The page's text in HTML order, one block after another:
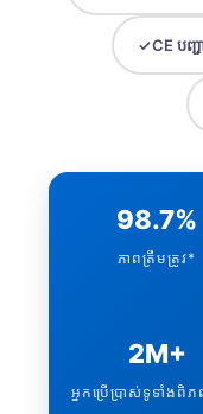
✓CE បញ្ជ
98.7%
ភាពត្រឹមត្រូវ*
2M+
អ្នកប្រើប្រាស់ទូទាំងពិ